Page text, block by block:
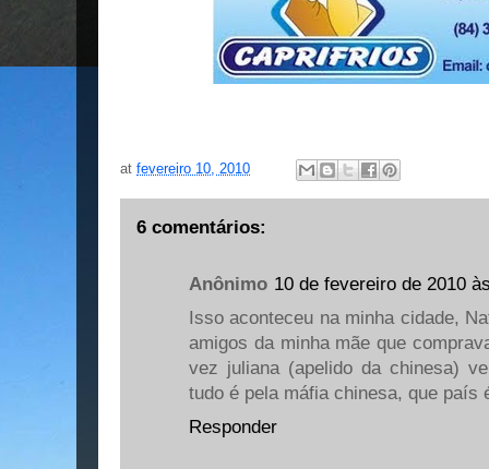
at fevereiro 10, 2010
6 comentários:
Anônimo 10 de fevereiro de 2010
Isso aconteceu na minha cidade,
amigos da minha mãe que
vez juliana (apelido da chinesa)
tudo é pela máfia chinesa, que país
Responder